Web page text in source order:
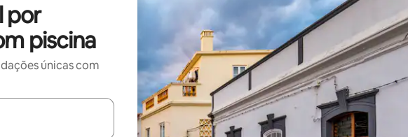
por
piscina
únicas com
disponíveis, explore-os usando as seta para cima e para baixo do teclado ou